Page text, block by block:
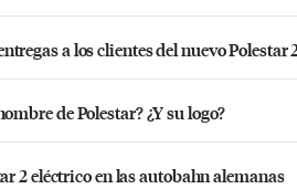
a los clientes del nuevo Polestar
de Polestar? ¿Y su logo?
2 eléctrico en las autobahn alemanas